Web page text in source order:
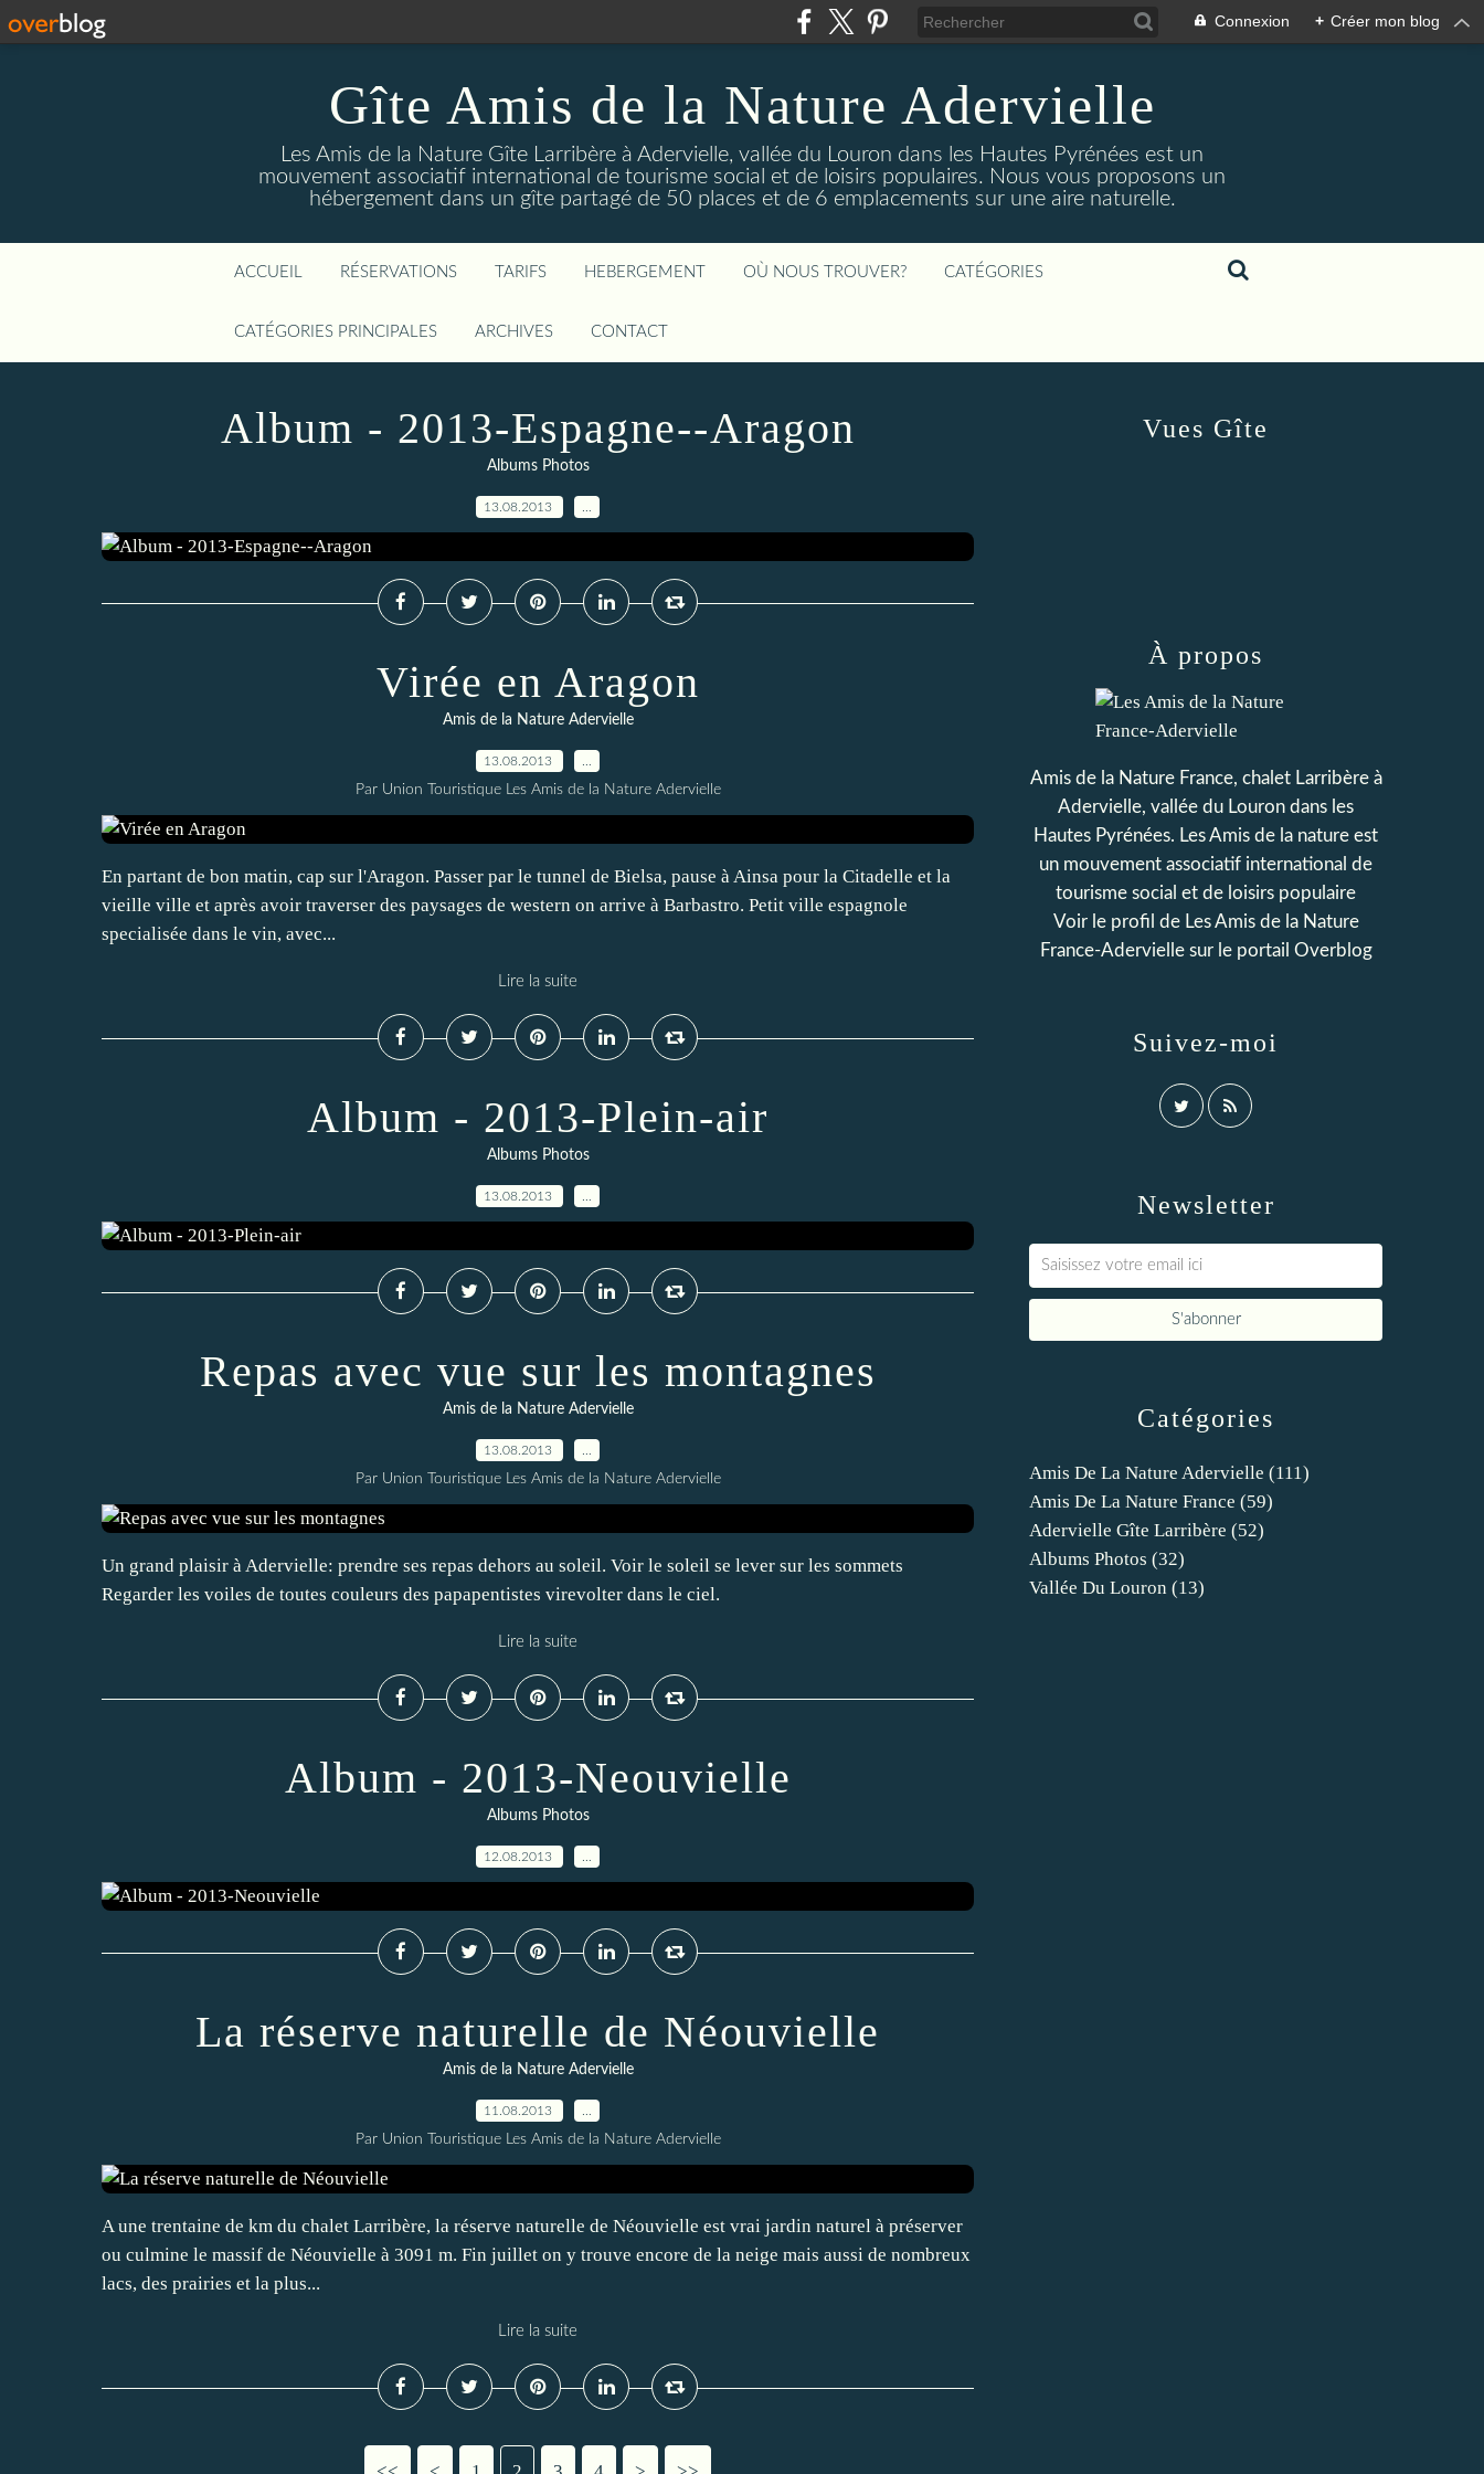
Connexion + Créer mon blog
Gîte Amis de la Nature Adervielle
Les Amis de la Nature Gîte Larribère à Adervielle, vallée du Louron dans les Hautes Pyrénées est un
mouvement associatif international de tourisme social et de loisirs populaires. Nous vous proposons un
hébergement dans un gîte partagé de 50 places et de 6 emplacements sur une aire naturelle.
ACCUEIL RÉSERVATIONS TARIFS HEBERGEMENT OÙ NOUS TROUVER? CATÉGORIES
CATÉGORIES PRINCIPALES ARCHIVES CONTACT
Album - 2013-Espagne--Aragon
Albums Photos
13.08.2013
Virée en Aragon
Amis de la Nature Adervielle
13.08.2013
Par Union Touristique Les Amis de la Nature Adervielle
En partant de bon matin, cap sur l'Aragon. Passer par le tunnel de Bielsa, pause à Ainsa pour la Citadelle et la
vieille ville et après avoir traverser des paysages de western on arrive à Barbastro. Petit ville espagnole
specialisée dans le vin, avec...
Lire la suite
Album - 2013-Plein-air
Albums Photos
13.08.2013
Repas avec vue sur les montagnes
Amis de la Nature Adervielle
13.08.2013
Par Union Touristique Les Amis de la Nature Adervielle
Un grand plaisir à Adervielle: prendre ses repas dehors au soleil. Voir le soleil se lever sur les sommets
Regarder les voiles de toutes couleurs des papapentistes virevolter dans le ciel.
Lire la suite
Album - 2013-Neouvielle
Albums Photos
12.08.2013
La réserve naturelle de Néouvielle
Amis de la Nature Adervielle
11.08.2013
Par Union Touristique Les Amis de la Nature Adervielle
A une trentaine de km du chalet Larribère, la réserve naturelle de Néouvielle est vrai jardin naturel à préserver
ou culmine le massif de Néouvielle à 3091 m. Fin juillet on y trouve encore de la neige mais aussi de nombreux
lacs, des prairies et la plus...
Lire la suite
Newsletter
Catégories
Amis De La Nature Adervielle (111)
Amis De La Nature France (59)
Adervielle Gîte Larribère (52)
Albums Photos (32)
Vallée Du Louron (13)
Suivez-moi
À propos
Amis de la Nature France, chalet Larribère à
Adervielle, vallée du Louron dans les
Hautes Pyrénées. Les Amis de la nature est
un mouvement associatif international de
tourisme social et de loisirs populaire
Voir le profil de Les Amis de la Nature
France-Aderviellesur le portail Overblog
Vues Gîte